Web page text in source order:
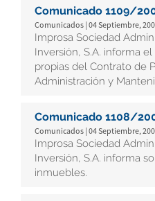
Comunicado 1109/
Comunicados | 04 Septiembre,
Improsa Sociedad
Inversión, S.A. informa
propias del Contrato de
Administración y
Comunicado 1108/
Comunicados | 04 Septiembre,
Improsa Sociedad
Inversión, S.A. informa
inmuebles.